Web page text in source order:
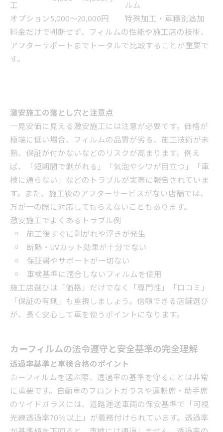
工
ルム
オプション5,000～20,000円
特殊加工・車種別追加
料金だけで判断せず、フィルムの性能や施工店の技術、
アフターサポートまでトータルで比較することが重要で
す。
激安施工の落とし穴と注意点
一見安価に見える激安施工には注意が必要です。価格が
極端に低い場合、フィルムの品質が劣る、施工技術が未
熟、保証が付かないなどのリスクが高まります。例え
ば、「短期間で剥がれる」「気泡やシワが目立つ」「車
検に通らない」などのトラブルが実際に報告されていま
す。また、施工後のアフターサービスがない店舗では、
万が一の際に対応してもらえないこともあります。
激安施工でよくあるトラブル例
施工後すぐに剥がれや浮きが発生
断熱・UVカット効果が十分でない
保証書やサポートが一切ない
車検基準に適合しないフィルムを使用
施工店選びは「価格」だけでなく「専門性」「口コミ」
「保証の有無」も重視しましょう。信頼できる店舗選び
が、長く安心して車を使うポイントになります。
カーフィルムの法令遵守と安全基準の完全理解
透過率基準と車検合格のポイント
カーフィルムを選ぶ際、透過率の基準を守ることは非常
に重要です。自動車のフロントガラスや運転席・助手席
のサイドガラスには、道路運送車両の保安基準で「可視
光線透過率70％以上」が義務付けられています。透過率